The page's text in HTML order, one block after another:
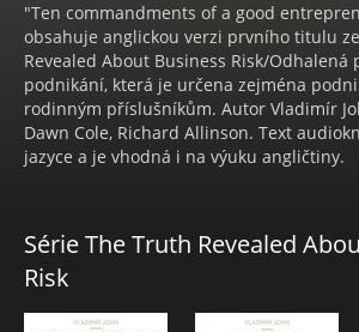
"Ten commandments of a good
obsahuje anglickou verzi prvního titulu
Revealed About Business Risk/Odhalená
podnikání, která je určena zejména
rodinným příslušníkům. Autor Vladimír
Dawn Cole, Richard Allinson. Text
jazyce a je vhodná i na výuku angličtiny.
start a business and, if you are already
steps should take to protect your
Série The Truth Revealed
Risk